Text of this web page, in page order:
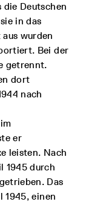
die Deutschen
in das
wurden
Bei der
getrennt.
dort
nach
er
leisten. Nach
1945 durch
Das
1945, einen